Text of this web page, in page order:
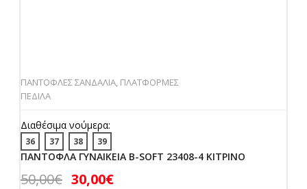
ΠΑΝΤΟΦΛΕΣ ΣΑΝΔΑΛΙΑ, ΠΛΑΤΦΟΡΜΕΣ
ΠΕΔΙΛΑ
Διαθέσιμα νούμερα:
36 37 38 39
ΠΑΝΤΟΦΛΑ ΓΥΝΑΙΚΕΙΑ B-SOFT 23408-4 ΚΙΤΡΙΝΟ
50,00€ 30,00€